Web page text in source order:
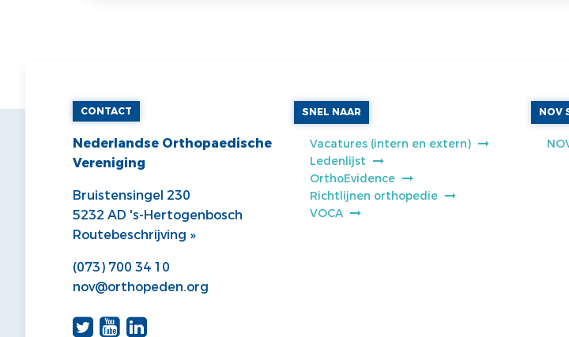
CONTACT
Nederlandse Orthopaedische
Vereniging
Bruistensingel 230
5232 AD 's-Hertogenbosch
Routebeschrijving »
(073) 700 34 10
nov@orthopeden.org
SNEL NAAR
Vacatures (intern en extern)
Ledenlijst
OrthoEvidence
Richtlijnen orthopedie
VOCA
NOV